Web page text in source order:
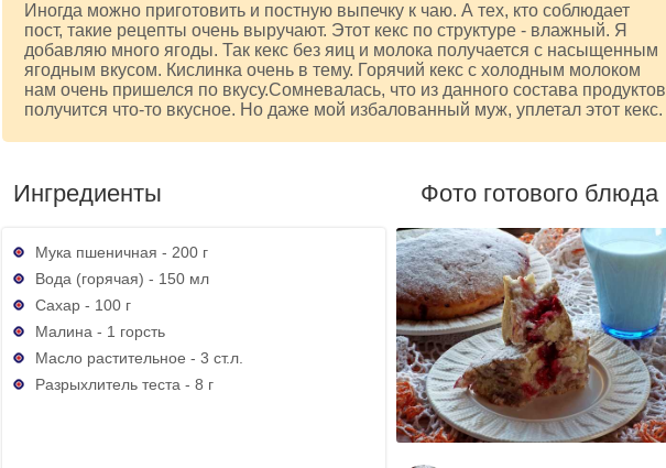
Иногда можно приготовить и постную выпечку к чаю. А тех, кто соблюдает
пост, такие рецепты очень выручают. Этот кекс по структуре - влажный. Я
добавляю много ягоды. Так кекс без яиц и молока получается с насыщенным
ягодным вкусом. Кислинка очень в тему. Горячий кекс с холодным молоком
нам очень пришелся по вкусу.Сомневалась, что из данного состава продуктов
получится что-то вкусное. Но даже мой избалованный муж, уплетал этот кекс.
Ингредиенты
Мука пшеничная - 200 г
Вода (горячая) - 150 мл
Сахар - 100 г
Малина - 1 горсть
Масло растительное - 3 ст.л.
Разрыхлитель теста - 8 г
Фото готового блюда